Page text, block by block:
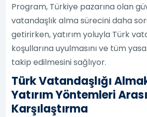
Program, Türkiye pazarına olan
vatandaşlık alma sürecini daha
getirirken, yatırım yoluyla Türk
koşullarına uyulmasını ve tüm
takip edilmesini sağlıyor.
Türk Vatandaşlığı
Yatırım Yöntemleri
Karşılaştırma